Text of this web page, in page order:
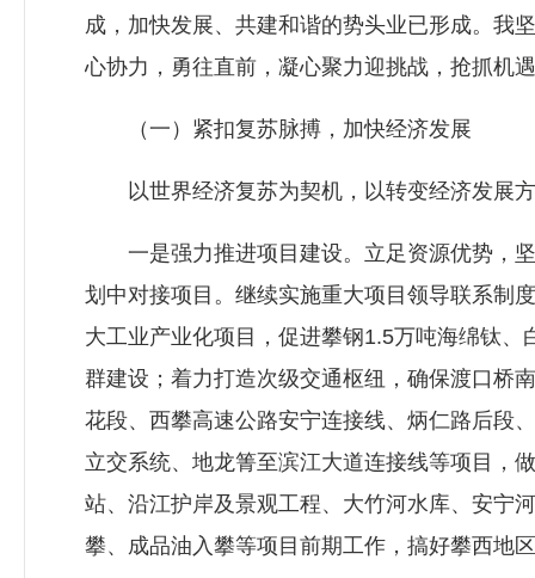
成，加快发展、共建和谐的势头业已形成。我
心协力，勇往直前，凝心聚力迎挑战，抢抓机
（一）紧扣复苏脉搏，加快经济发展
以世界经济复苏为契机，以转变经济发展方
一是强力推进项目建设。立足资源优势，坚
划中对接项目。继续实施重大项目领导联系制
大工业产业化项目，促进攀钢1.5万吨海绵钛
群建设；着力打造次级交通枢纽，确保渡口桥
花段、西攀高速公路安宁连接线、炳仁路后段
立交系统、地龙箐至滨江大道连接线等项目，
站、沿江护岸及景观工程、大竹河水库、安宁
攀、成品油入攀等项目前期工作，搞好攀西地